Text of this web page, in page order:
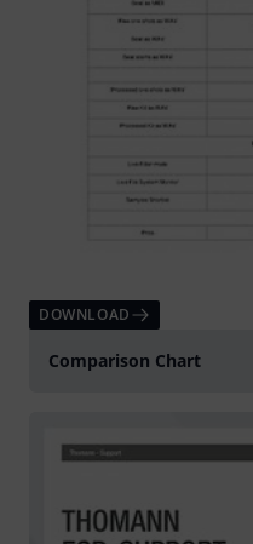
DOWNLOAD
Comparison Chart